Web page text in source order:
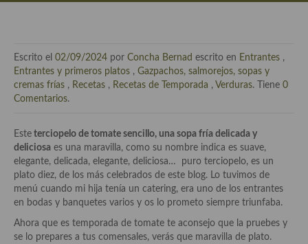
Tiendas especiales
En la mesa: menaje, vajilla, técnicas de emplatado, decoración
Historia de la gastronomía, platos celebres, cocineros, críticos,
historias culinarias y otras cosas
Origen y evolución de la comida
Protocolo y buenas maneras.
Escrito el 02/09/2024 por Concha Bernad escrito en Entrantes ,
Entrantes y primeros platos , Gazpachos, salmorejos, sopas y
cremas frías , Recetas , Recetas de Temporada , Verduras. Tiene 0
Comentarios.
Este terciopelo de tomate sencillo, una sopa fría delicada y
deliciosa es una maravilla, como su nombre indica es suave,
elegante, delicada, elegante, deliciosa… puro terciopelo, es un
plato diez, de los más celebrados de este blog. Lo tuvimos de
menú cuando mi hija tenía un catering, era uno de los entrantes
en bodas y banquetes varios y os lo prometo siempre triunfaba.
Ahora que es temporada de tomate te aconsejo que la pruebes y
se lo prepares a tus comensales, verás que maravilla de plato.